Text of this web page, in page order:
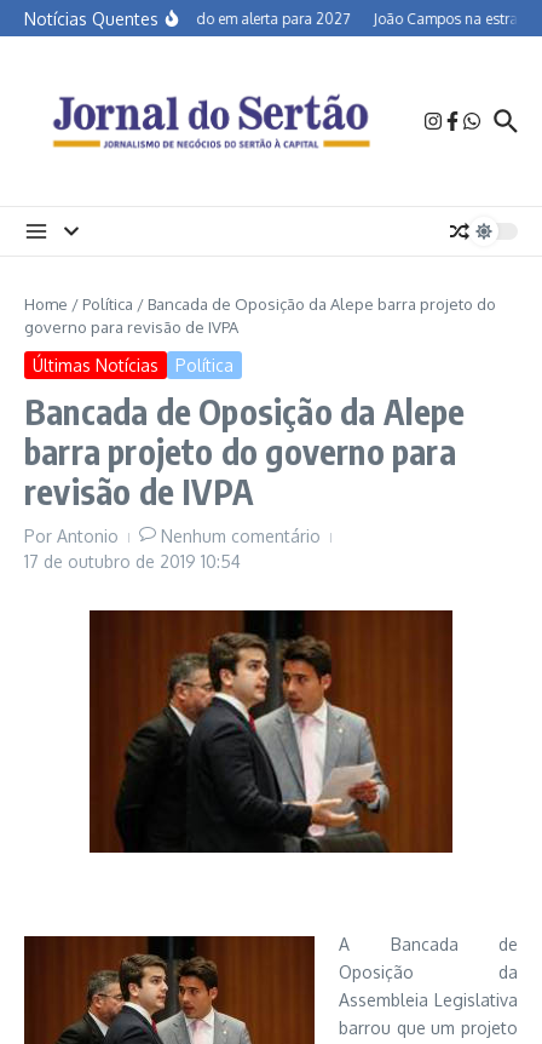
Ir para o conteúdo
Notícias QuentesSemiárido em alerta para 2027 João Campos na estrada
Home / Política / Bancada de Oposição da Alepe barra projeto do
governo para revisão de IVPA
Últimas Notícias Política
Bancada de Oposição da Alepe
barra projeto do governo para
revisão de IVPA
Por Antonio
Nenhum comentário
17 de outubro de 2019 10:54
A Bancada de
Oposição da
Assembleia Legislativa
barrou que um projeto